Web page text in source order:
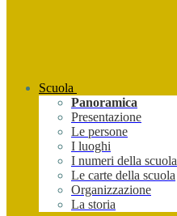
Scuola
Panoramica
Presentazione
Le persone
I luoghi
I numeri della scuola
Le carte della scuola
Organizzazione
La storia